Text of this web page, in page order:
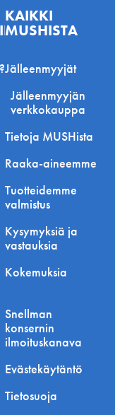
KAIKKI
MUSHISTA
Jälleenmyyjät
Jälleenmyyjän
verkkokauppa
Tietoja MUSHista
Raaka-aineemme
Tuotteidemme
valmistus
Kysymyksiä ja
vastauksia
Kokemuksia
Snellman
konsernin
ilmoituskanava
Evästekäytäntö
Tietosuoja